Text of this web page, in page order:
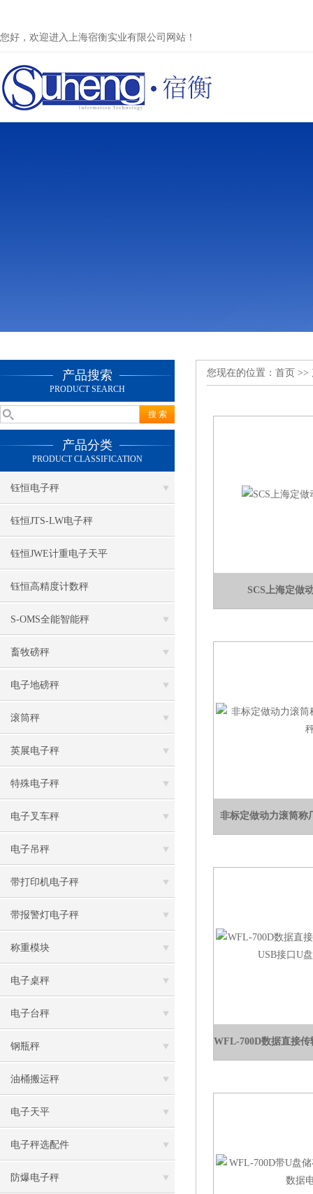
您好，欢迎进入上海宿衡实业有限公司网站！
产品搜索
PRODUCT SEARCH
产品分类
PRODUCT CLASSIFICATION
钰恒电子秤
钰恒JTS-LW电子秤
钰恒JWE计重电子天平
钰恒高精度计数秤
S-OMS全能智能秤
畜牧磅秤
电子地磅秤
滚筒秤
英展电子秤
特殊电子秤
电子叉车秤
电子吊秤
带打印机电子秤
带报警灯电子秤
称重模块
电子桌秤
电子台秤
钢瓶秤
油桶搬运秤
电子天平
电子秤选配件
防爆电子秤
您现在的位置： 首页 >>
SCS上海定做
非标定做动力滚筒称